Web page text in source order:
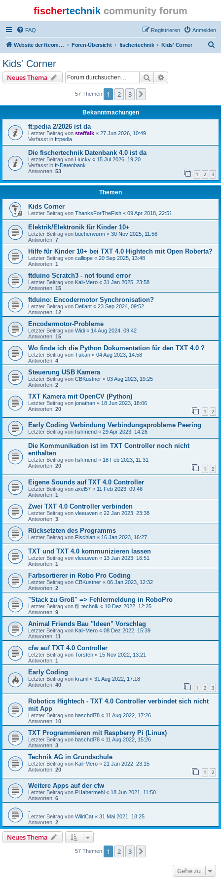
fischertechnik community forum
FAQ Anmelden
Registrieren
Website der ftcommunity Foren-Übersicht fischertechnik Kids' Corner
Kids' Corner
Neues Thema Suche
57 Themen 1 2 3
Bekanntmachungen
ft:pedia 2/2026 ist da
Letzter Beitrag von steffalk « 27 Jun 2026, 10:49
Verfasst in ft:pedia
Die fischertechnik Datenbank 4.0 ist da
Letzter Beitrag von Hucky « 15 Jul 2026, 19:20
Verfasst in ft-Datenbank
Antworten: 53 1 2 3
Themen
Kids Corner
Letzter Beitrag von ThanksForTheFish « 09 Apr 2018, 22:51
Elektrik/Elektronik für Kinder 10+
Letzter Beitrag von bücherwurm « 30 Nov 2025, 11:56
Antworten: 7
Hilfe für Kinder 10+ bei TXT 4.0 Hightech mit Open Roberta?
Letzter Beitrag von calliope « 20 Sep 2025, 13:48
Antworten: 1
ftduino Scratch3 - not found error
Letzter Beitrag von Kali-Mero « 31 Jan 2025, 23:58
Antworten: 15
ftduino: Encodermotor Synchronisation?
Letzter Beitrag von Defiant « 23 Sep 2024, 09:52
Antworten: 12
Encodermotor-Probleme
Letzter Beitrag von Widi « 14 Aug 2024, 09:42
Antworten: 15
Wo finde ich die Python Dokumentation für den TXT 4.0 ?
Letzter Beitrag von Tukan « 04 Aug 2023, 14:58
Antworten: 4
Steuerung USB Kamera
Letzter Beitrag von CBKustner « 03 Aug 2023, 19:25
Antworten: 2
TXT Kamera mit OpenCV (Python)
Letzter Beitrag von jonathan « 18 Jun 2023, 18:06
Antworten: 20 1 2
Early Coding Verbindung Verbindungsprobleme Peering
Letzter Beitrag von fishfriend « 29 Apr 2023, 14:26
Die Kommunikation ist im TXT Controller noch nicht
enthalten
Letzter Beitrag von fishfriend « 18 Feb 2023, 11:31
Antworten: 20 1 2
Eigene Sounds auf TXT 4.0 Controller
Letzter Beitrag von axel57 « 11 Feb 2023, 09:46
Antworten: 1
Zwei TXT 4.0 Controller verbinden
Letzter Beitrag von vleeuwen « 22 Jan 2023, 23:38
Antworten: 3
Rücksetzten des Programms
Letzter Beitrag von Fischian « 16 Jan 2023, 16:27
TXT und TXT 4.0 kommunizieren lassen
Letzter Beitrag von vleeuwen « 13 Jan 2023, 16:51
Antworten: 1
Farbsortierer in Robo Pro Coding
Letzter Beitrag von CBKustner « 06 Jan 2023, 12:32
Antworten: 2
"Stack zu Groß" => Fehlermeldung in RoboPro
Letzter Beitrag von fjl_technik « 10 Dez 2022, 12:25
Antworten: 9
Animal Friends Bau "Ideen" Vorschlag
Letzter Beitrag von Kali-Mero « 08 Dez 2022, 15:39
Antworten: 11
cfw auf TXT 4.0 Controller
Letzter Beitrag von Torsten « 15 Nov 2022, 13:21
Antworten: 1
Early Coding
Letzter Beitrag von kräml « 31 Aug 2022, 17:18
Antworten: 40 1 2 3
Robotics Hightech - TXT 4.0 Controller verbindet sich nicht
mit App
Letzter Beitrag von baschdl78 « 11 Aug 2022, 17:26
Antworten: 10
TXT Programmieren mit Raspberry Pi (Linux)
Letzter Beitrag von baschdl78 « 11 Aug 2022, 15:26
Antworten: 3
Technik AG in Grundschule
Letzter Beitrag von Kali-Mero « 21 Jan 2022, 23:15
Antworten: 20 1 2
Weitere Apps auf der cfw
Letzter Beitrag von PHabermehl « 18 Jun 2021, 11:50
Antworten: 6
.
Letzter Beitrag von WildCat « 31 Mai 2021, 18:25
Antworten: 2
Neues Thema
57 Themen 1 2 3
Gehe zu